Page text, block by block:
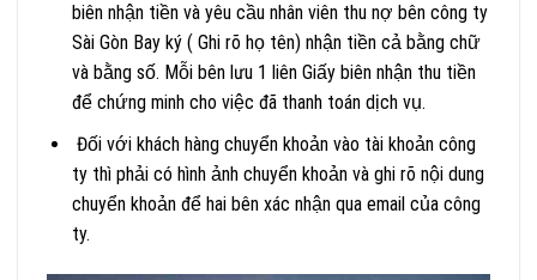
biên nhận tiền và yêu cầu nhân viên thu nợ bên công ty
Sài Gòn Bay ký ( Ghi rõ họ tên) nhận tiền cả bằng chữ
và bằng số. Mỗi bên lưu 1 liên Giấy biên nhận thu tiền
để chứng minh cho việc đã thanh toán dịch vụ.
Đối với khách hàng chuyển khoản vào tài khoản công
ty thì phải có hình ảnh chuyển khoản và ghi rõ nội dung
chuyển khoản để hai bên xác nhận qua email của công
ty.